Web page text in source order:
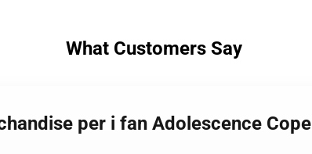
What Customers Say
per i fan Adolescence